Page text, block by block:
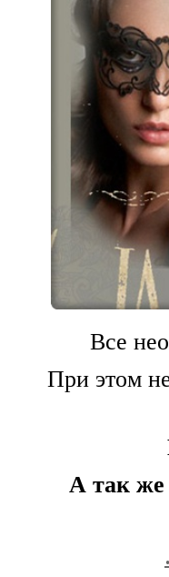
Все
При этом
А так же